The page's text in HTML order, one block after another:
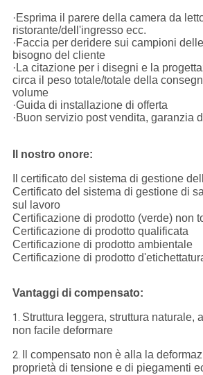
·Esprima il parere della camera da
ristorante/dell'ingresso ecc.
·Faccia per deridere sui campioni
bisogno del cliente
·La citazione per i disegni e la
circa il peso totale/totale della
volume
·Guida di installazione di offerta
·Buon servizio post vendita, garanzia
Il nostro onore:
Il certificato del sistema di gestione
Certificato del sistema di gestione di
sul lavoro
Certificazione di prodotto (verde) non
Certificazione di prodotto qualificata
Certificazione di prodotto ambientale
Certificazione di prodotto
Vantaggi di compensato:
1. Struttura leggera, struttura naturale,
non facile deformare
2.
Il compensato non è alla la
proprietà di tensione e di piegamenti